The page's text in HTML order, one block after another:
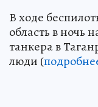
В ходе
область в ночь
танкера в
люди (